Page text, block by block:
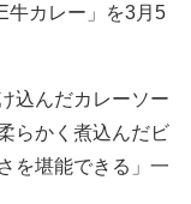
牛カレー」を3月5
込んだカレーソー
らかく煮込んだビ
を堪能できる」一